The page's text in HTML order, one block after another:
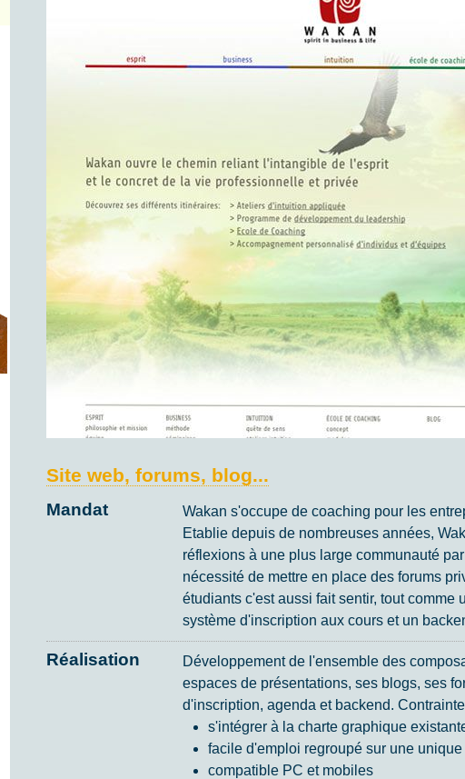
Site web, forums, blog...
Mandat
Wakan s'occupe de coaching pour les
Etablie depuis de nombreuses années,
réflexions à une plus large communauté
nécessité de mettre en place des forums
étudiants c'est aussi fait sentir, tout comme
système d'inscription aux cours et un
Réalisation
Développement de l'ensemble des
espaces de présentations, ses blogs, ses
d'inscription, agenda et backend.
s'intégrer à la charte graphique
facile d'emploi regroupé sur une
compatible PC et mobiles